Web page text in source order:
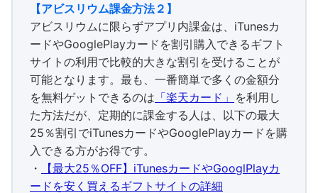
【アビスリウム課金方法２】
アビスリウムに限らずアプリ内課金は、iTunesカ
ードやGooglePlayカードを割引購入できるギフト
サイトの利用で比較的大きな割引を受けることが
可能となります。最も、一番簡単で多くの金額分
を無料ゲットできるのは 「楽天カード」 を利用し
た方法だが、定期的に課金する人は、以下の最大
25％割引でiTunesカードやGooglePlayカードを購
入できる方がお得です。
・
【最大25％OFF】iTunesカードやGooglPlayカ
ードを安く買えるギフトサイトの詳細